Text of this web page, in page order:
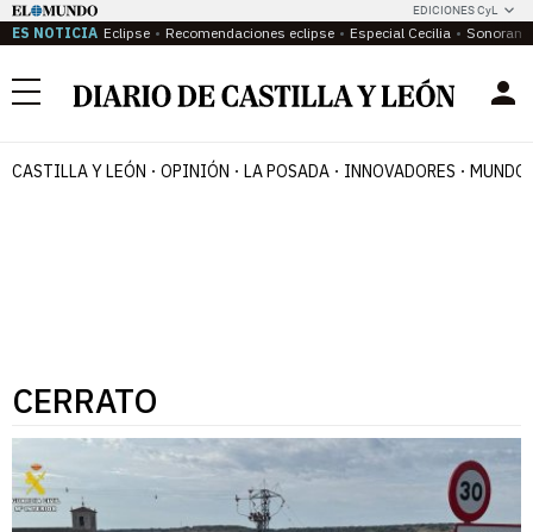
EDICIONES CyL
ES NOTICIA Eclipse Recomendaciones eclipse Especial Cecilia
Menú
CASTILLA Y LEÓN OPINIÓN LA POSADA INNOVADORES MUNDO
CERRATO